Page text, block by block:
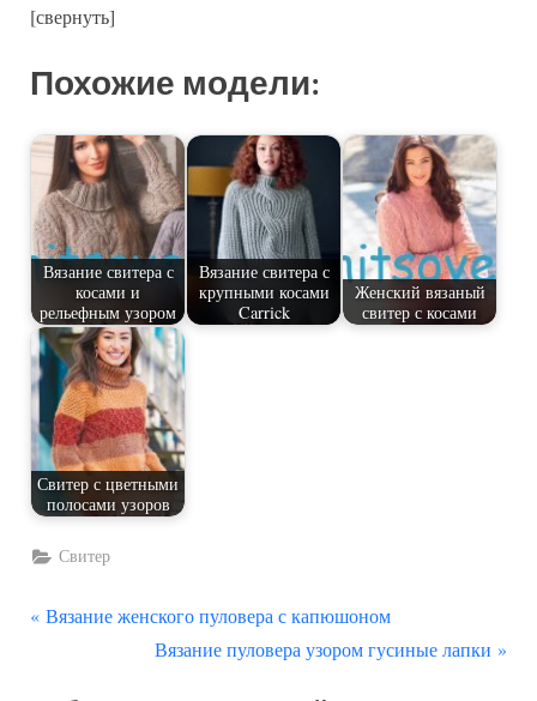
[свернуть]
Похожие модели:
Вязание свитера с
косами и
рельефным узором
Вязание свитера с
крупными косами
Carrick
Женский вязаный
свитер с косами
Свитер с цветными
полосами узоров
Свитер
Навигация
П
Вязание женского пуловера с капюшоном
С
Вязание пуловера узором гусиные лапки